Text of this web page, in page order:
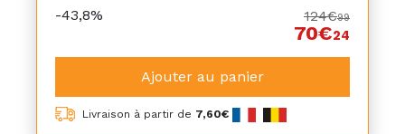
-43,8% 124€99
70€24
Ajouter au panier
Livraison à partir de 7,60€